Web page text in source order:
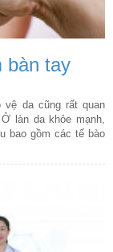
bàn tay
da cũng rất quan
làn da khỏe mạnh,
bao gồm các tế bào